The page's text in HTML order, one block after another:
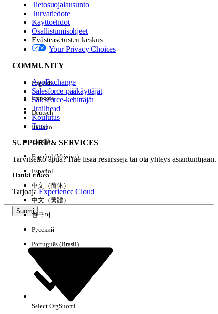
Edition
Kokemus
Tyhjennä kaikki Valmis
Tietosuojalausunto
Turvatiedote
Käyttöehdot
Osallistumisohjeet
Evästeasetusten keskus
Your Privacy Choices
COMMUNITY
AppExchange
Salesforce-pääkäyttäjät
Salesforce-kehittäjät
Trailhead
Koulutus
Trust
SUPPORT & SERVICES
Tarvitsetko apua? Hae lisää resursseja tai ota yhteys asiantuntijaan.
Hanki tukea
TarjoajaExperience Cloud
Suomi
English
Français
Deutsch
Italiano
日本語
Español (México)
Español
中文（简体）
中文（繁體）
한국어
Русский
Português (Brasil)
Select OrgSuomi